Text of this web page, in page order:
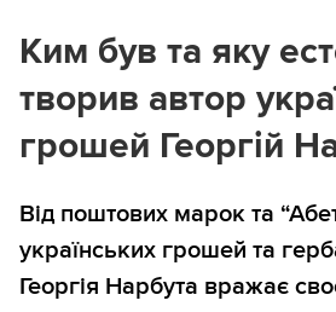
Ким був та яку
творив автор
грошей Георгій
Від поштових марок та
українських грошей та
Георгія Нарбута вражає